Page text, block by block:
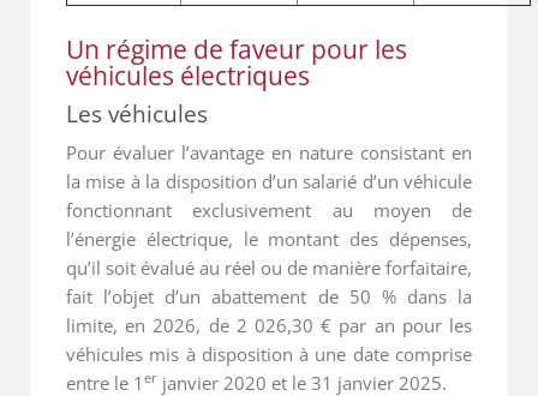
Un régime de faveur pour les
véhicules électriques
Les véhicules
Pour évaluer l’avantage en nature consistant en
la mise à la disposition d’un salarié d’un véhicule
fonctionnant exclusivement au moyen de
l’énergie électrique, le montant des dépenses,
qu’il soit évalué au réel ou de manière forfaitaire,
fait l’objet d’un abattement de 50 % dans la
limite, en 2026, de 2 026,30 € par an pour les
véhicules mis à disposition à une date comprise
entre le 1 er janvier 2020 et le 31 janvier 2025.